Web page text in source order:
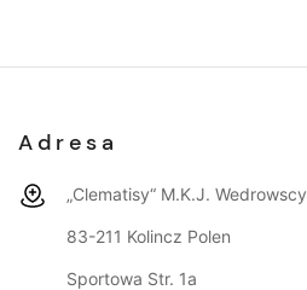
Adresa
„Clematisy“ M.K.J. Wedrowscy
83-211 Kolincz Polen
Sportowa Str. 1a